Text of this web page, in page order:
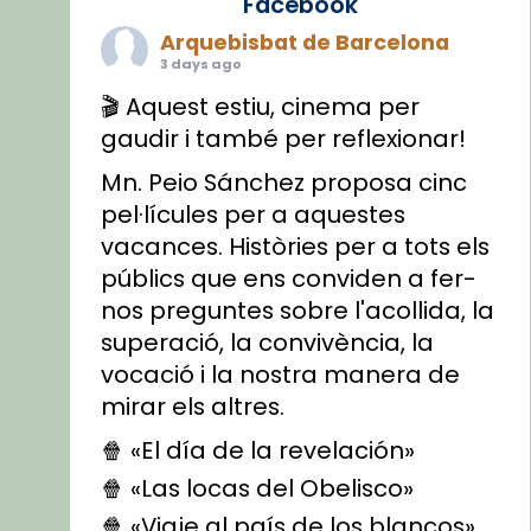
Arquebisbat de Barcelona
3 days ago
🎬 Aquest estiu, cinema per
gaudir i també per reflexionar!
Mn. Peio Sánchez proposa cinc
pel·lícules per a aquestes
vacances. Històries per a tots els
públics que ens conviden a fer-
nos preguntes sobre l'acollida, la
superació, la convivència, la
vocació i la nostra manera de
mirar els altres.
🍿 «El día de la revelación»
🍿 «Las locas del Obelisco»